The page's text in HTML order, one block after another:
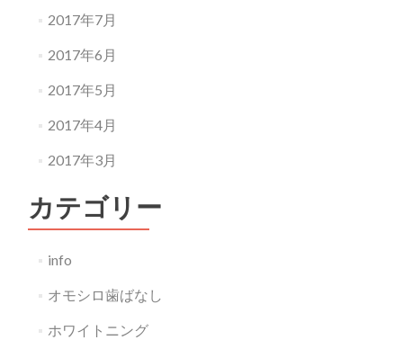
2017年7月
2017年6月
2017年5月
2017年4月
2017年3月
カテゴリー
info
オモシロ歯ばなし
ホワイトニング